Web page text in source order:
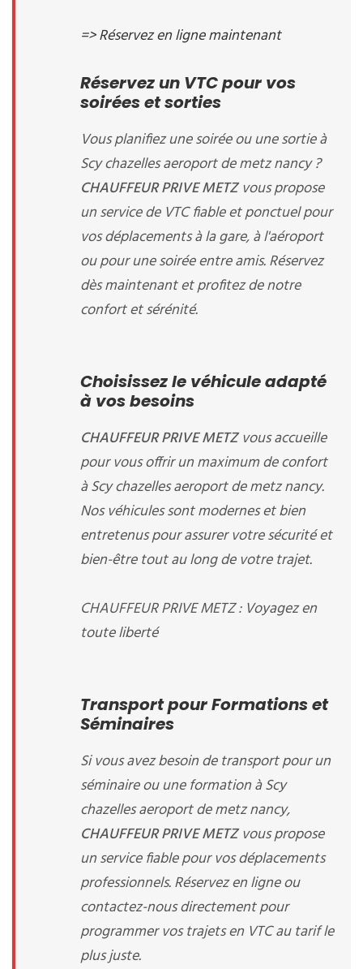
=> Réservez en ligne maintenant
Réservez un VTC pour vos
soirées et sorties
Vous planifiez une soirée ou une sortie à
Scy chazelles aeroport de metz nancy ?
CHAUFFEUR PRIVE METZvous propose
un service de VTC fiable et ponctuel pour
vos déplacements à la gare, à l'aéroport
ou pour une soirée entre amis. Réservez
dès maintenant et profitez de notre
confort et sérénité.
Choisissez le véhicule adapté
à vos besoins
CHAUFFEUR PRIVE METZvous accueille
pour vous offrir un maximum de confort
à Scy chazelles aeroport de metz nancy.
Nos véhicules sont modernes et bien
entretenus pour assurer votre sécurité et
bien-être tout au long de votre trajet.
CHAUFFEUR PRIVE METZ : Voyagez en
toute liberté
Transport pour Formations et
Séminaires
Si vous avez besoin de transport pour un
séminaire ou une formation à Scy
chazelles aeroport de metz nancy,
CHAUFFEUR PRIVE METZvous propose
un service fiable pour vos déplacements
professionnels. Réservez en ligne ou
contactez-nous directement pour
programmer vos trajets en VTC au tarif le
plus juste.